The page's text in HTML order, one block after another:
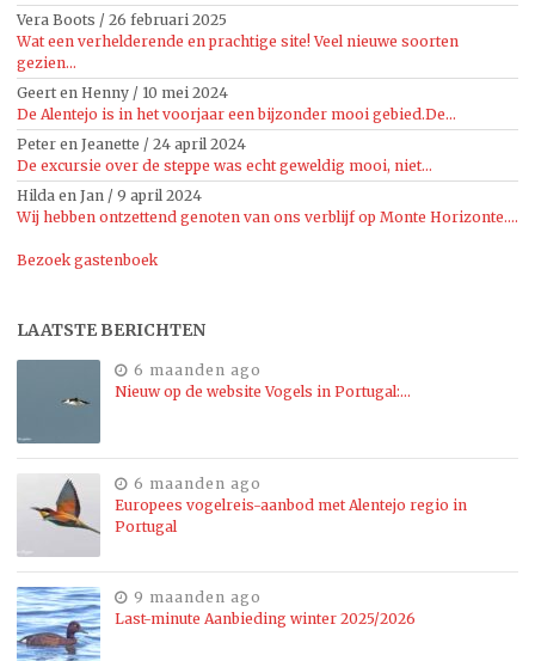
Vera Boots / 26 februari 2025
Wat een verhelderende en prachtige site! Veel nieuwe soorten
gezien...
Geert en Henny / 10 mei 2024
De Alentejo is in het voorjaar een bijzonder mooi gebied.De...
Peter en Jeanette / 24 april 2024
De excursie over de steppe was echt geweldig mooi, niet...
Hilda en Jan / 9 april 2024
Wij hebben ontzettend genoten van ons verblijf op Monte Horizonte....
Bezoek gastenboek
LAATSTE BERICHTEN
6 maanden ago
Nieuw op de website Vogels in Portugal:…
6 maanden ago
Europees vogelreis-aanbod met Alentejo regio in
Portugal
9 maanden ago
Last-minute Aanbieding winter 2025/2026